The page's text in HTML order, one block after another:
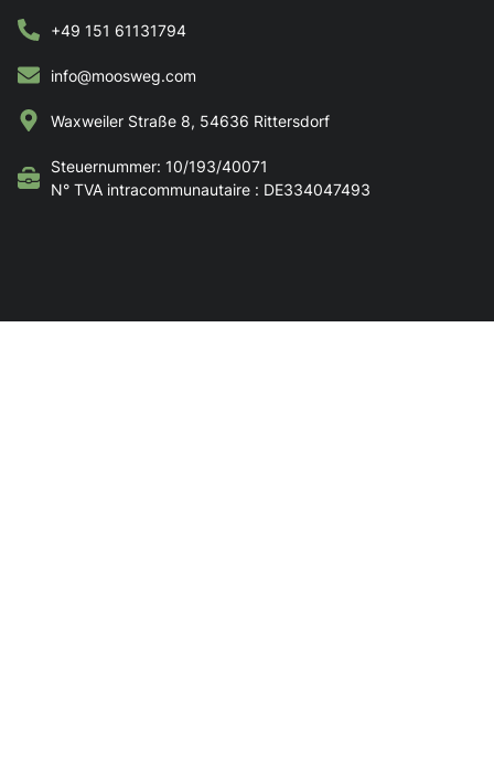
+49 151 61131794
info@moosweg.com
Waxweiler Straße 8, 54636 Rittersdorf
Steuernummer: 10/193/40071
N° TVA intracommunautaire : DE334047493